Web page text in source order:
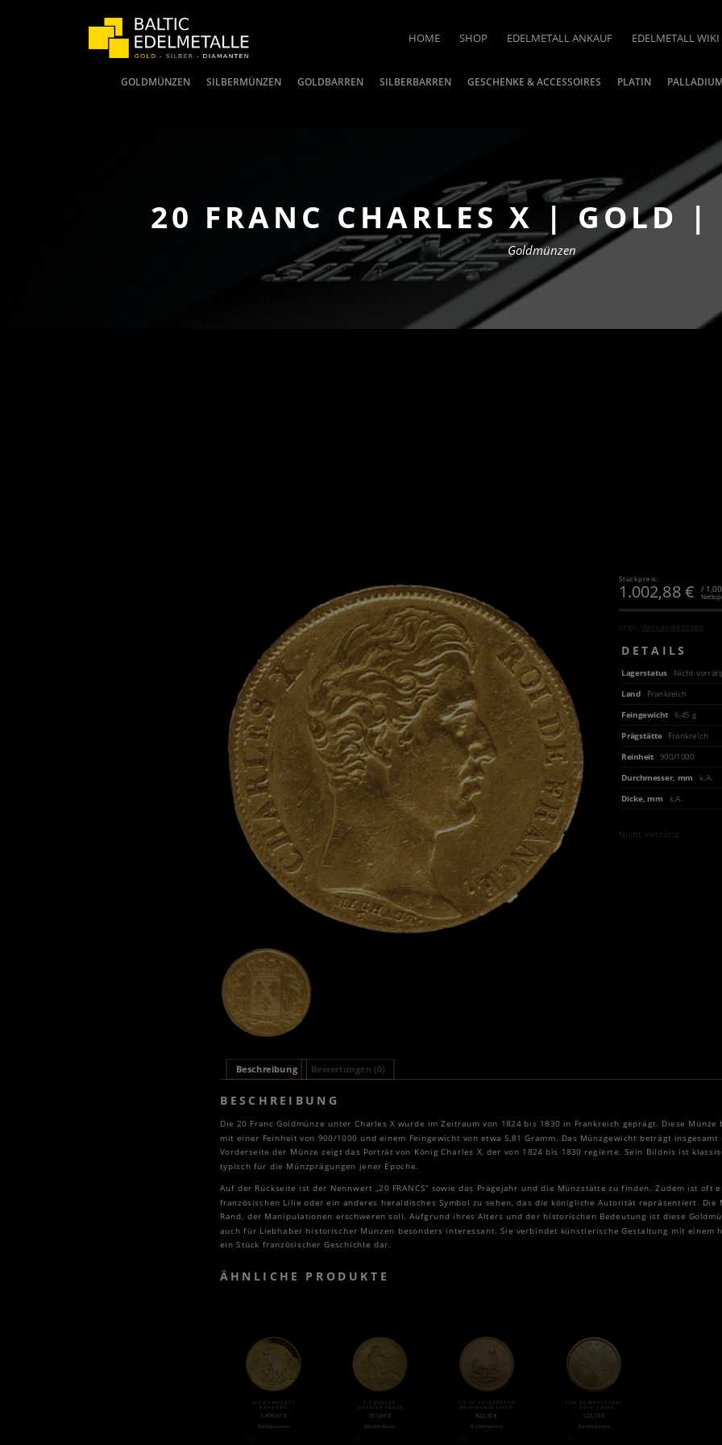
HOME SHOP EDELMETALL ANKAUF EDELMETALL WIKI
GOLDMÜNZEN SILBERMÜNZEN GOLDBARREN SILBERBARREN GESCHENKE & ACCESSOIRES PLATIN PALLADIUM
20 FRANC CHARLES X | GOLD
Goldmünzen
Stückpreis:
1.002,88€ /
zzgl. Versandkosten
DETAILS
Lagerstatus Nicht
Land Frankreich
Feingewicht
6,45 g
Prägstätte
Frankreich
Reinheit
900/1000
Durchmesser, mm
k.A.
Dicke, mm k.A.
Nicht vorrätig
Beschreibung Bewertungen (0)
BESCHREIBUNG
Die 20 Franc Goldmünze unter Charles X wurde im Zeitraum von 1824 bis 1830 in Frankreich geprägt. Diese
mit einer Feinheit von 900/1000 und einem Feingewicht von etwa 5,81 Gramm. Das Münzgewicht beträgt insgesamt
Vorderseite der Münze zeigt das Porträt von König Charles X, der von 1824 bis 1830 regierte. Sein Bildnis ist
typisch für die Münzprägungen jener Epoche.
Auf der Rückseite ist der Nennwert „20 FRANCS“ sowie das Prägejahr und die Münzstätte zu finden. Zudem ist oft
französischen Lilie oder ein anderes heraldisches Symbol zu sehen, das die königliche Autorität repräsentiert. Die
Rand, der Manipulationen erschweren soll. Aufgrund ihres Alters und der historischen Bedeutung ist diese
auch für Liebhaber historischer Münzen besonders interessant. Sie verbindet künstlerische Gestaltung mit einem
ein Stück französischer Geschichte dar.
ÄHNLICHE PRODUKTE
1/2 OZ NUGGET
KÄNGURU
1.495,37 €
Goldmünzen
2.5 DOLLAR
QUARTER EAGLE
GOLD | 1908-1929
351,69€
Goldmünzen
1/2 OZ KRÜGERRAND
GOLDMÜNZE (2020)
822,30€
Goldmünzen
1/20 OZ MAPLE LEAF
| GOLD | 2020
122,15€
Goldmünzen